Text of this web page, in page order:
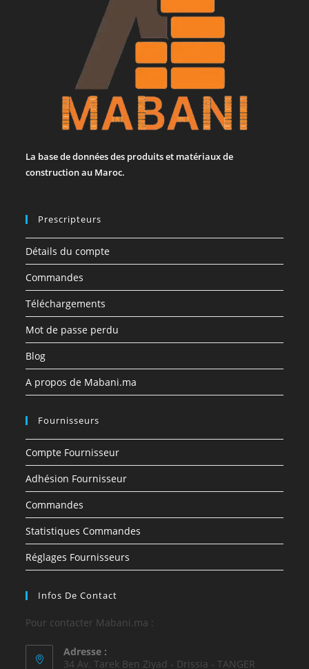
La base de données des produits et matériaux de
construction au Maroc.
Prescripteurs
Détails du compte
Commandes
Téléchargements
Mot de passe perdu
Blog
A propos de Mabani.ma
Fournisseurs
Compte Fournisseur
Adhésion Fournisseur
Commandes
Statistiques Commandes
Réglages Fournisseurs
Infos De Contact
Pour contacter Mabani.ma :
Adresse :
34 Av. Tarek Ben Ziyad - Drissia - TANGER